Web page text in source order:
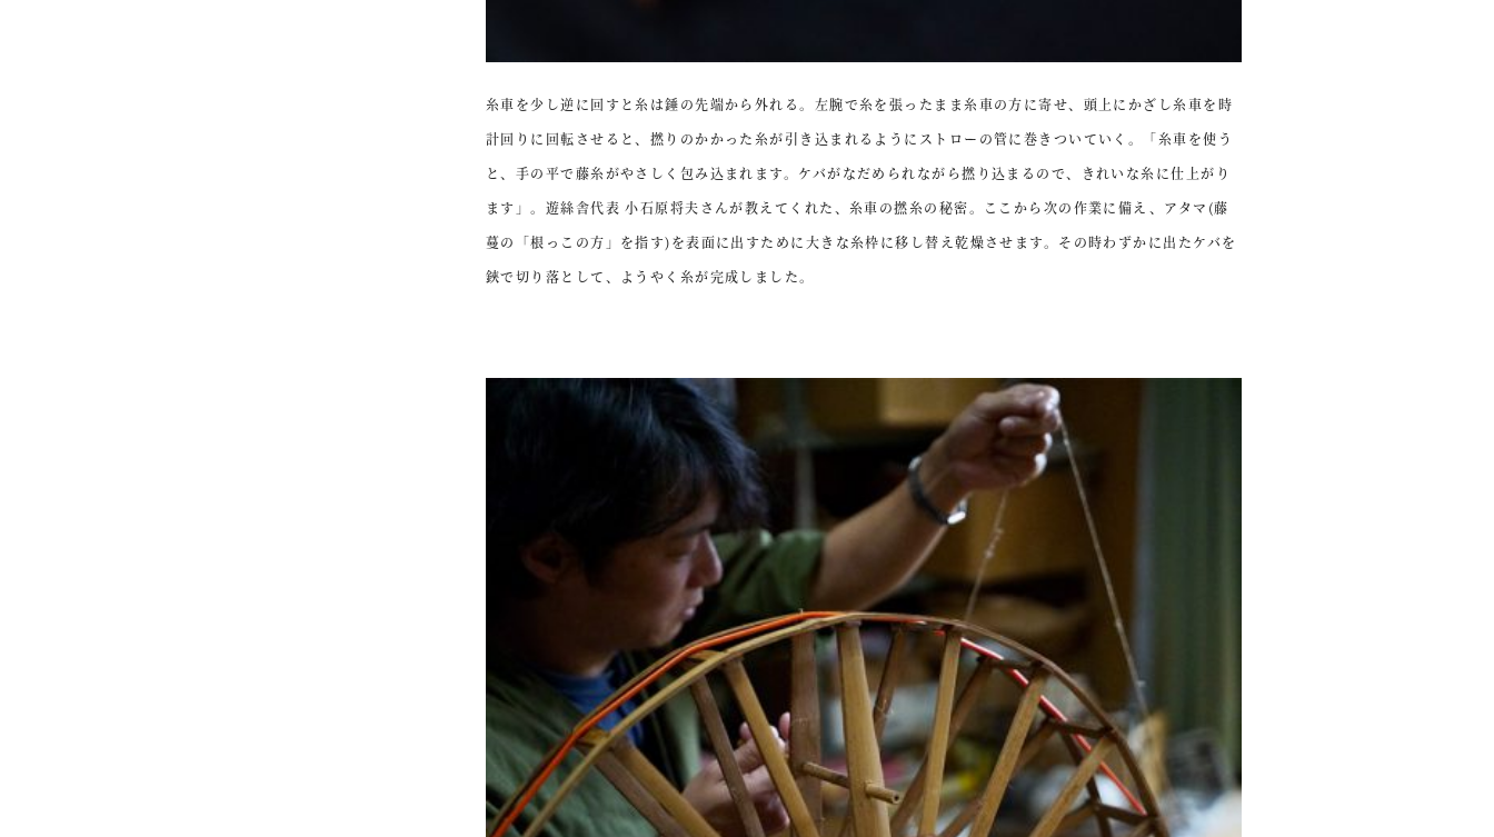
糸車を少し逆に回すと糸は錘の先端から外れる。左腕で糸を張ったまま糸車の方に寄せ、頭上にかざし糸車を時
計回りに回転させると、撚りのかかった糸が引き込まれるようにストローの管に巻きついていく。「糸車を使う
と、手の平で藤糸がやさしく包み込まれます。ケバがなだめられながら撚り込まるので、きれいな糸に仕上がり
ます」。遊絲舎代表 小石原将夫さんが教えてくれた、糸車の撚糸の秘密。ここから次の作業に備え、アタマ(藤
蔓の「根っこの方」を指す)を表面に出すために大きな糸枠に移し替え乾燥させます。その時わずかに出たケバを
鋏で切り落として、ようやく糸が完成しました。